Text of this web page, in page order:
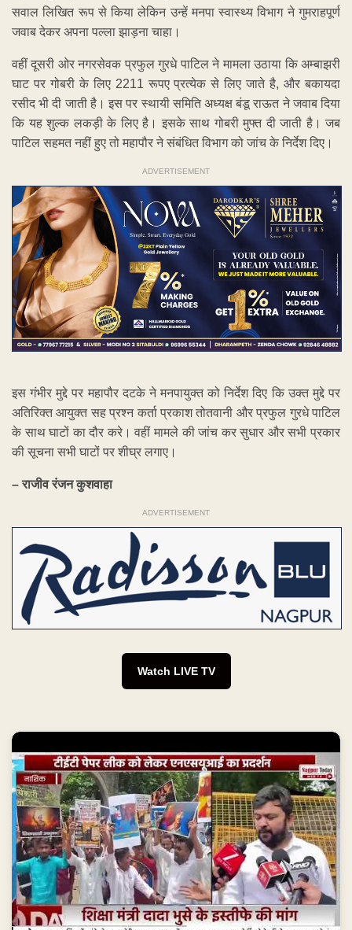
सवाल लिखित रूप से किया लेकिन उन्हें मनपा स्वास्थ्य विभाग ने गुमराहपूर्ण
जवाब देकर अपना पल्ला झाड़ना चाहा।
वहीं दूसरी ओर नगरसेवक प्रफुल गुरधे पाटिल ने मामला उठाया कि अम्बाझरी
घाट पर गोबरी के लिए 2211 रूपए प्रत्येक से लिए जाते है, और बकायदा
रसीद भी दी जाती है। इस पर स्थायी समिति अध्यक्ष बंडू राऊत ने जवाब दिया
कि यह शुल्क लकड़ी के लिए है। इसके साथ गोबरी मुफ्त दी जाती है। जब
पाटिल सहमत नहीं हुए तो महापौर ने संबंधित विभाग को जांच के निर्देश दिए।
ADVERTISEMENT
इस गंभीर मुद्दे पर महापौर दटके ने मनपायुक्त को निर्देश दिए कि उक्त मुद्दे पर
अतिरिक्त आयुक्त सह प्रश्न कर्ता प्रकाश तोतवानी और प्रफुल गुरधे पाटिल
के साथ घाटों का दौर करे। वहीं मामले की जांच कर सुधार और सभी प्रकार
की सूचना सभी घाटों पर शीघ्र लगाए।
– राजीव रंजन कुशवाहा
ADVERTISEMENT
Watch LIVE TV